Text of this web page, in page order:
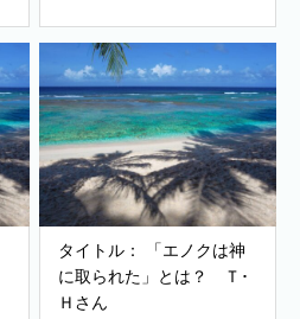
タイトル： 「エノクは神
に取られた」とは？ Ｔ･
Ｈさん